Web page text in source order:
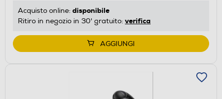
Acquisto online: disponibile
Ritiro in negozio in 30' gratuito: verifica
AGGIUNGI